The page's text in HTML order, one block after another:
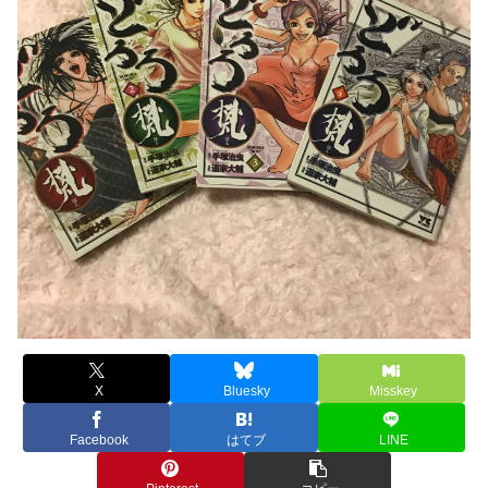
X Bluesky Misskey
Facebook はてブ LINE